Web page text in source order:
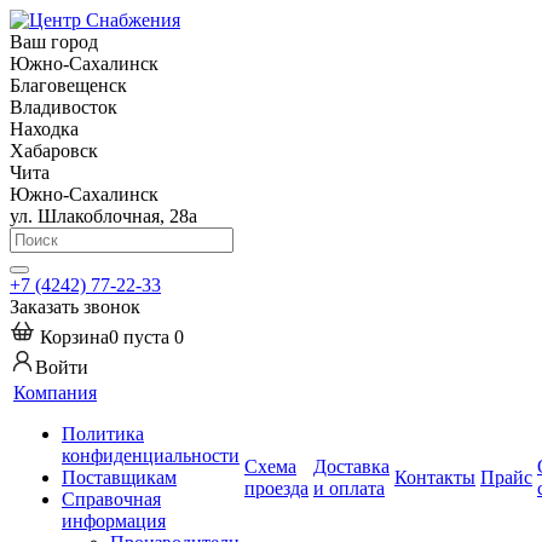
Ваш город
Южно-Сахалинск
Благовещенск
Владивосток
Находка
Хабаровск
Чита
Южно-Сахалинск
ул. Шлакоблочная, 28а
+7 (4242) 77-22-33
Заказать звонок
Корзина0 пуста 0
Войти
Компания
Политика
конфиденциальности
Поставщикам
Справочная
информация
Схема
проезда
Доставка
и оплата
Контакты Прайс